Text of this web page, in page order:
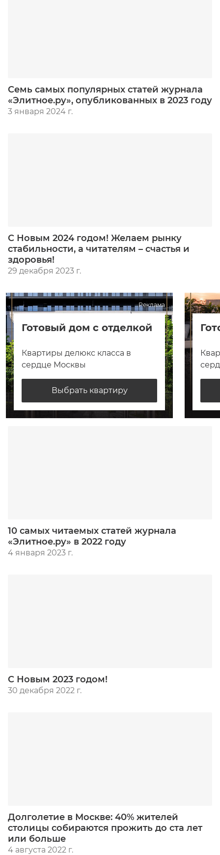
Семь самых популярных статей журнала
«Элитное.ру», опубликованных в 2023 году
3 января 2024 г.
С Новым 2024 годом! Желаем рынку
стабильности, а читателям – счастья и
здоровья!
29 декабря 2023 г.
Реклама
Готовый дом с отделкой
Квартиры делюкс класса в
сердце Москвы
Выбрать квартиру
10 самых читаемых статей журнала
«Элитное.ру» в 2022 году
4 января 2023 г.
С Новым 2023 годом!
30 декабря 2022 г.
Долголетие в Москве: 40% жителей
столицы собираются прожить до ста лет
или больше
4 августа 2022 г.